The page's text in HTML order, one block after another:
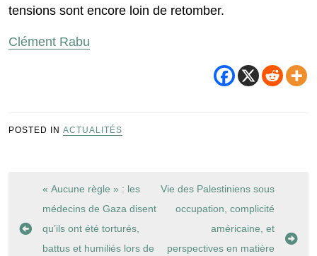
tensions sont encore loin de retomber.
Clément Rabu
POSTED IN ACTUALITÉS
Navigation
l’article
« Aucune règle » : les
médecins de Gaza disent
qu’ils ont été torturés,
battus et humiliés lors de
Vie des Palestiniens sous
occupation, complicité
américaine, et
perspectives en matière